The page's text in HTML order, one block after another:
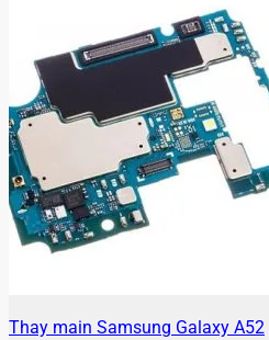
Thay main Samsung Galaxy A52